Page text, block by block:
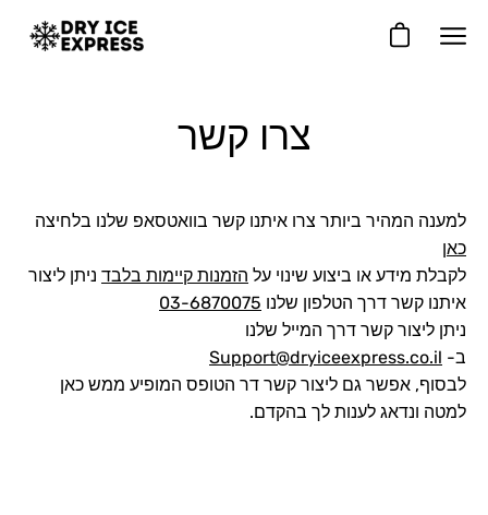
צרו קשר
למענה המהיר ביותר צרו איתנו קשר בוואטסאפ שלנו בלחיצה
כאן
לקבלת מידע או ביצוע שינוי על הזמנות קיימות בלבד ניתן ליצור
איתנו קשר דרך הטלפון שלנו 03-6870075
ניתן ליצור קשר דרך המייל שלנו
ב- Support@dryiceexpress.co.il
לבסוף, אפשר גם ליצור קשר דר הטופס המופיע ממש כאן
למטה ונדאג לענות לך בהקדם.